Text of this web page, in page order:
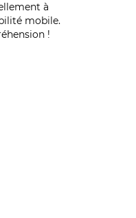
à
mobile.
!